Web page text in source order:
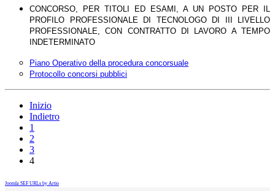
CONCORSO, PER TITOLI ED ESAMI, A UN POSTO PER IL
PROFILO PROFESSIONALE DI TECNOLOGO DI III LIVELLO
PROFESSIONALE, CON CONTRATTO DI LAVORO A TEMPO
INDETERMINATO
Piano Operativo della procedura concorsuale
Protocollo concorsi pubblici
Inizio
Indietro
1
2
3
4
Joomla SEF URLs by Artio